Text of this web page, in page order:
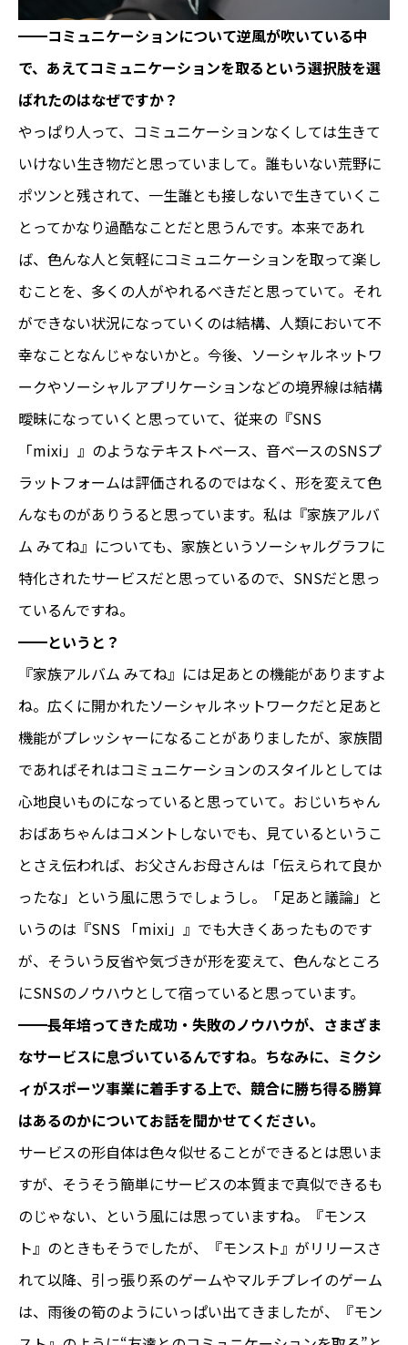
━━コミュニケーションについて逆風が吹いている中
で、あえてコミュニケーションを取るという選択肢を選
ばれたのはなぜですか？
やっぱり人って、コミュニケーションなくしては生きて
いけない生き物だと思っていまして。誰もいない荒野に
ポツンと残されて、一生誰とも接しないで生きていくこ
とってかなり過酷なことだと思うんです。本来であれ
ば、色んな人と気軽にコミュニケーションを取って楽し
むことを、多くの人がやれるべきだと思っていて。それ
ができない状況になっていくのは結構、人類において不
幸なことなんじゃないかと。今後、ソーシャルネットワ
ークやソーシャルアプリケーションなどの境界線は結構
曖昧になっていくと思っていて、従来の『SNS
「mixi」』のようなテキストベース、音ベースのSNSプ
ラットフォームは評価されるのではなく、形を変えて色
んなものがありうると思っています。私は『家族アルバ
ム みてね』についても、家族というソーシャルグラフに
特化されたサービスだと思っているので、SNSだと思っ
ているんですね。
━━というと？
『家族アルバム みてね』には足あとの機能がありますよ
ね。広くに開かれたソーシャルネットワークだと足あと
機能がプレッシャーになることがありましたが、家族間
であればそれはコミュニケーションのスタイルとしては
心地良いものになっていると思っていて。おじいちゃん
おばあちゃんはコメントしないでも、見ているというこ
とさえ伝われば、お父さんお母さんは「伝えられて良か
ったな」という風に思うでしょうし。「足あと議論」と
いうのは『SNS 「mixi」』でも大きくあったものです
が、そういう反省や気づきが形を変えて、色んなところ
にSNSのノウハウとして宿っていると思っています。
━━長年培ってきた成功・失敗のノウハウが、さまざま
なサービスに息づいているんですね。ちなみに、ミクシ
ィがスポーツ事業に着手する上で、競合に勝ち得る勝算
はあるのかについてお話を聞かせてください。
サービスの形自体は色々似せることができるとは思いま
すが、そうそう簡単にサービスの本質まで真似できるも
のじゃない、という風には思っていますね。『モンス
ト』のときもそうでしたが、『モンスト』がリリースさ
れて以降、引っ張り系のゲームやマルチプレイのゲーム
は、雨後の筍のようにいっぱい出てきましたが、『モン